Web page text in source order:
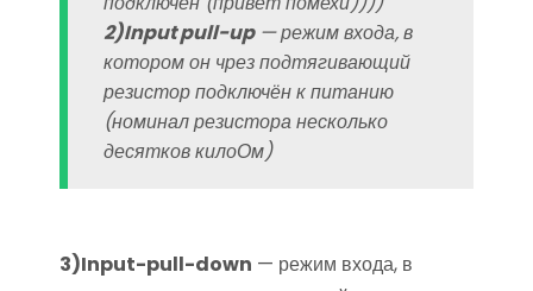
2)Input pull-up— режим входа, в
котором он чрез подтягивающий
резистор подключён к питанию
(номинал резистора несколько
десятков килоОм)
3)Input-pull-down — режим входа, в